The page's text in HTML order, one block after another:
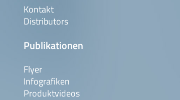
Kontakt
Distributors
Publikationen
Flyer
Infografiken
Produktvideos